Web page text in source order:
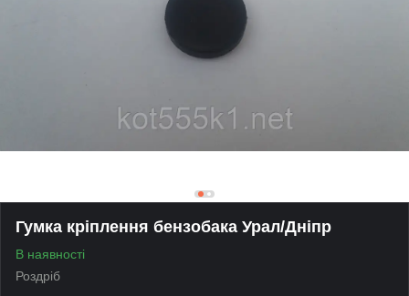
Гумка кріплення бензобака Урал/Дніпр
В наявності
Роздріб